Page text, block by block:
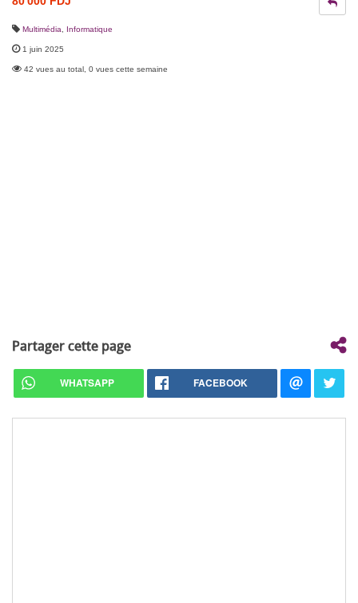
Multimédia Informatique
1 juin 2025
42 vues au total, 0 vues cette semaine
Partager cette page
WHATSAPP FACEBOOK